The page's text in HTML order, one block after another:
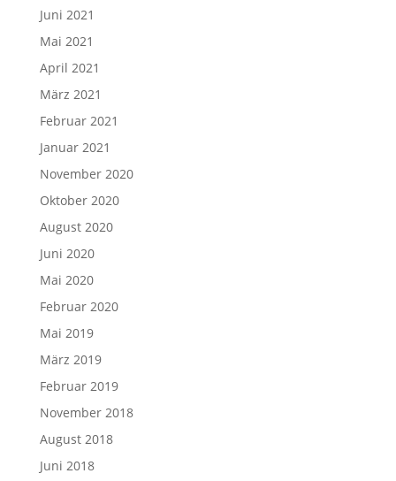
Juni 2021
Mai 2021
April 2021
März 2021
Februar 2021
Januar 2021
November 2020
Oktober 2020
August 2020
Juni 2020
Mai 2020
Februar 2020
Mai 2019
März 2019
Februar 2019
November 2018
August 2018
Juni 2018